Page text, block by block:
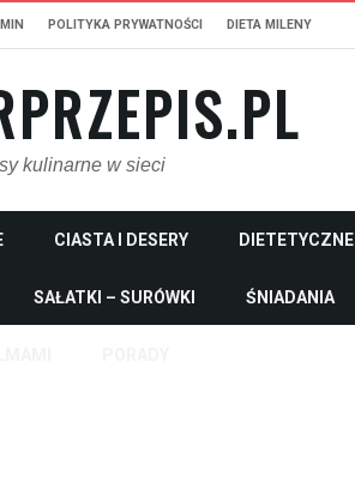
POLITYKA PRYWATNOŚCI DIETA MILENY
kulinarne w sieci
CIASTA I DESERY DIETETYCZNE
SAŁATKI – SURÓWKI ŚNIADANIA